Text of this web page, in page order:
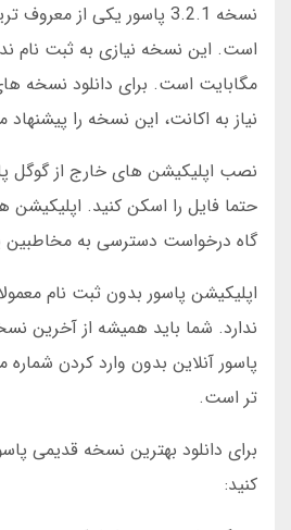
نسخه 3.2.1 پاسور یکی از
مگابایت است. برای دانلود نسخه
نیاز به اکانت، این نسخه را پیشنهاد
نصب اپلیکیشن های خارج از
حتما فایل را اسکن کنید. اپلیکیشن
گاه درخواست دسترسی به مخاطبین
اپلیکیشن پاسور بدون ثبت نام
ندارد. شما باید همیشه از آخرین
پاسور آنلاین بدون وارد کردن شماره
تر است.
برای دانلود بهترین نسخه قدیمی
کنید: